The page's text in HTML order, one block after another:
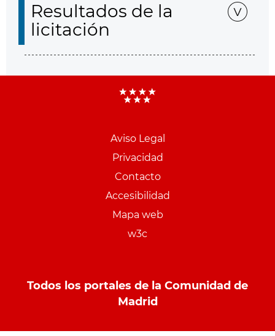
Resultados de la
licitación
Aviso Legal
Privacidad
Contacto
Accesibilidad
Mapa web
w3c
Todos los portales de la Comunidad de
Madrid